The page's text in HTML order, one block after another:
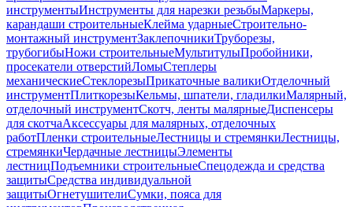
инструментыИнструменты для нарезки резьбыМаркеры,
карандаши строительныеКлейма ударныеСтроительно-
монтажный инструментЗаклепочникиТруборезы,
трубогибыНожи строительныеМультитулыПробойники,
просекатели отверстийЛомыСтеплеры
механическиеСтеклорезыПрикаточные валикиОтделочный
инструментПлиткорезыКельмы, шпатели, гладилкиМалярный,
отделочный инструментСкотч, ленты малярныеДиспенсеры
для скотчаАксессуары для малярных, отделочных
работПленки строительныеЛестницы и стремянкиЛестницы,
стремянкиЧердачные лестницыЭлементы
лестницПодъемники строительныеСпецодежда и средства
защитыСредства индивидуальной
защитыОгнетушителиСумки, пояса для